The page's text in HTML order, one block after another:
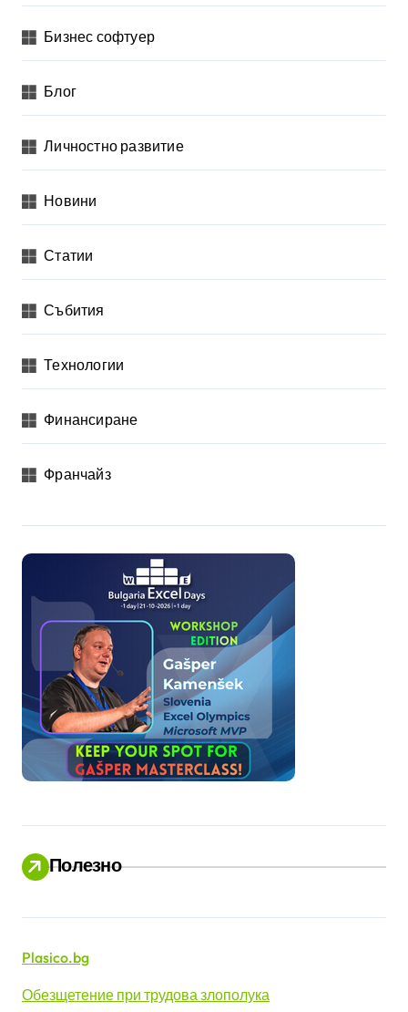
Бизнес софтуер
Блог
Личностно развитие
Новини
Статии
Събития
Технологии
Финансиране
Франчайз
Полезно
Plasico.bg
Обезщетение при трудова злополука